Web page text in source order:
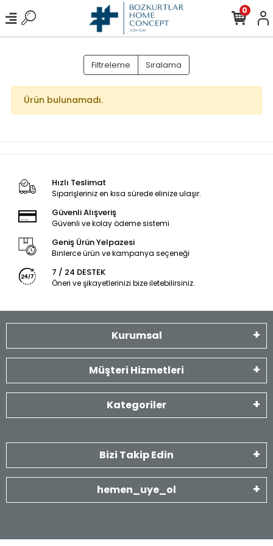
0
Filtreleme Sıralama
Ürün bulunamadı.
Hızlı Teslimat
Siparişleriniz en kısa sürede elinize ulaşır.
Güvenli Alışveriş
Güvenli ve kolay ödeme sistemi
Geniş Ürün Yelpazesi
Binlerce ürün ve kampanya seçeneği
7 / 24 DESTEK
Öneri ve şikayetlerinizi bize iletebilirsiniz.
Kurumsal
Müşteri Hizmetleri
Kategoriler
Bizi Takip Edin
hemen_uye_ol